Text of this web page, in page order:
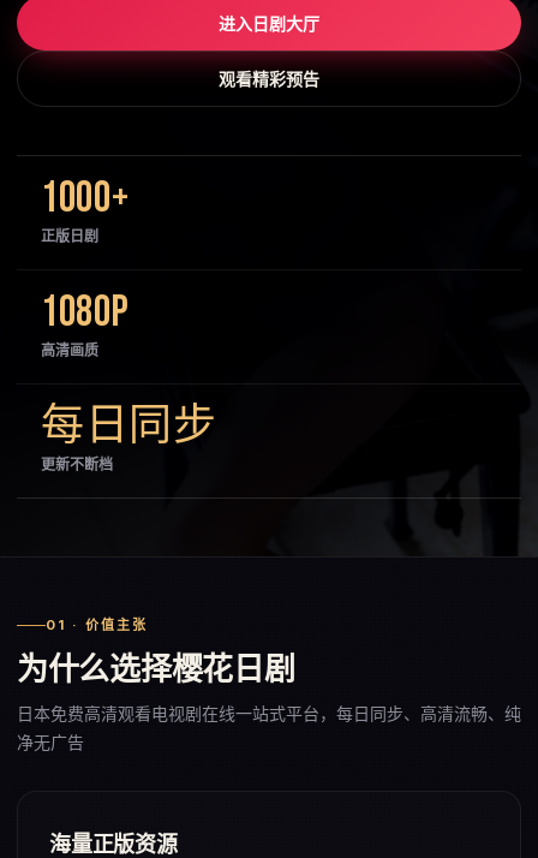
进入日剧大厅
观看精彩预告
1000+
正版日剧
1080P
高清画质
每日同步
更新不断档
01 · 价值主张
为什么选择樱花日剧
日本免费高清观看电视剧在线一站式平台，每日同步、高清流畅、纯
净无广告
海量正版资源